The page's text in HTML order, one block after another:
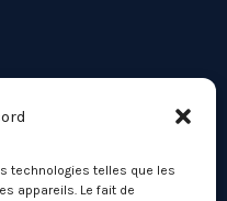
technologies telles que les
appareils. Le fait de